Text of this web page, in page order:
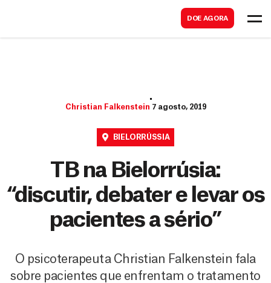
DOE AGORA
Christian Falkenstein 7 agosto, 2019
BIELORRÚSSIA
TB na Bielorrúsia:
“discutir, debater e levar os
pacientes a sério”
O psicoterapeuta Christian Falkenstein fala
sobre pacientes que enfrentam o tratamento